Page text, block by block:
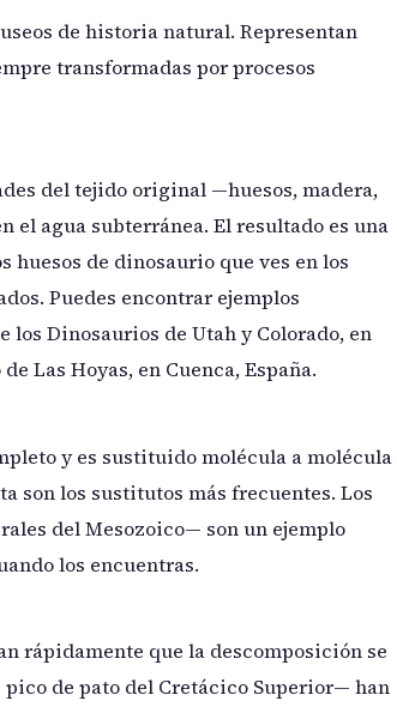
de historia natural. Representan
transformadas por procesos
del tejido original —huesos, madera,
el agua subterránea. El resultado es una
huesos de dinosaurio que ves en los
Puedes encontrar ejemplos
los Dinosaurios de Utah y Colorado, en
Las Hoyas, en Cuenca, España.
y es sustituido molécula a molécula
son los sustitutos más frecuentes. Los
del Mesozoico— son un ejemplo
los encuentras.
rápidamente que la descomposición se
de pato del Cretácico Superior— han